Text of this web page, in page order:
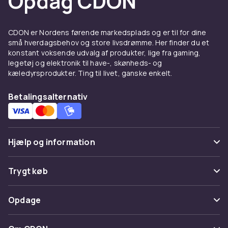
Apples Smart Folio og Smart Cover vækker
eller slår iPad fra automatisk. Skærmskyd i
hærdet glas (9H) holder Retina-skærmen fri
for ridser. Til Apple Pencil-brugere findes
Opladere og kabler til iPad
Alle nye iPad Pro og Air inkluderer USB-C-kabel
men ingen vægoplader. En 30–65W USB-C PD-
opladeranbefales. MFi-certificerede kabler
sikrer kompatibilitet.
Køb iPad tilbehør trygt hos
CDON
CDON er Nordens førende markedsplads og er til for dine
små hverdagsbehov og store livsdrømme. Her finder du et
konstant voksende udvalg af produkter, lige fra gaming,
legetøj og elektronik til have-, skønheds- og
kæledyrsprodukter. Ting til livet, ganske enkelt.
Betalingsalternativ
Hjælp og information
Ofte stillede spørgsmål
Spor pakke
Fortryd & returner her
Trygt køb
Betaling
Levering
Opdage
Kategorier